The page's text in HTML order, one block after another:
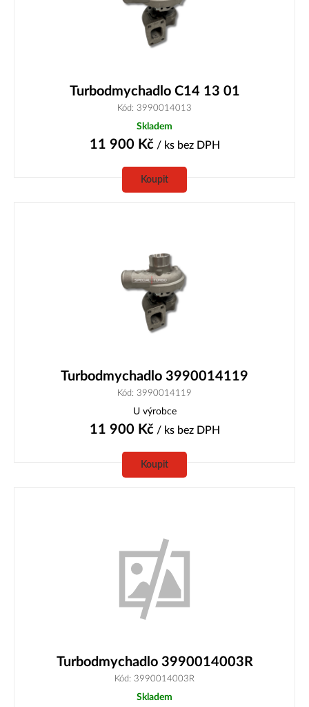
Turbodmychadlo C14 13 01
Kód: 3990014013
Skladem
11 900 Kč/ ks bez DPH
Koupit
Turbodmychadlo 3990014119
Kód: 3990014119
U výrobce
11 900 Kč/ ks bez DPH
Koupit
Turbodmychadlo 3990014003R
Kód: 3990014003R
Skladem